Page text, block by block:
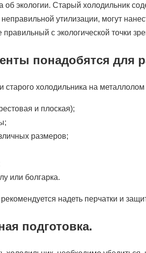
экологии. Старый холодильник
утилизации, могут
с экологической точки
понадобятся для
старого холодильника на
и плоская);
размеров;
или болгарка.
надеть перчатки и
подготовка.